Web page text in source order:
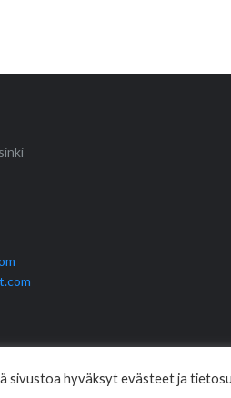
© Copyright
sivustoa hyväksyt evästeet ja